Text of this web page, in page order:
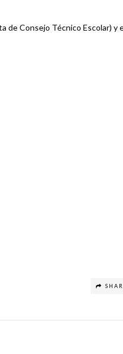
de Consejo Técnico Escolar) y